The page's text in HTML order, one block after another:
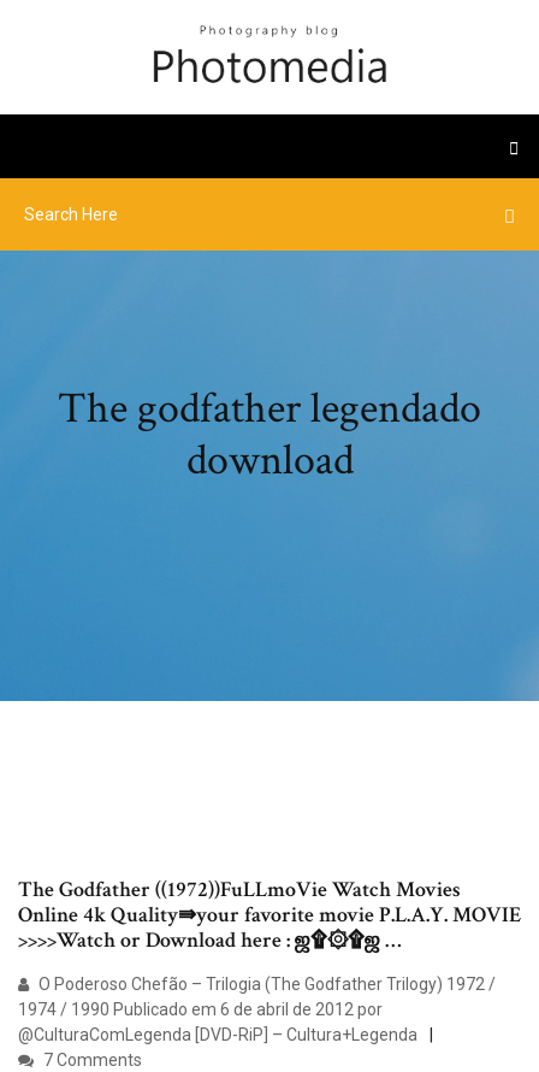
The godfather legendado
download
The Godfather ((1972))FuLLmoVie Watch Movies
Online 4k Quality⇛your favorite movie P.L.A.Y. MOVIE
>>>>Watch or Download here : ஜ۩۞۩ஜ …
O Poderoso Chefão – Trilogia (The Godfather Trilogy) 1972 /
1974 / 1990 Publicado em 6 de abril de 2012 por
@CulturaComLegenda [DVD-RiP] – Cultura+Legenda
7 Comments